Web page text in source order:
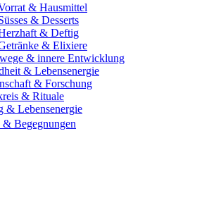
& Hausmittel
& Desserts
& Deftig
& Elixiere
& innere Entwicklung
& Lebensenergie
& Forschung
& Rituale
& Lebensenergie
& Begegnungen